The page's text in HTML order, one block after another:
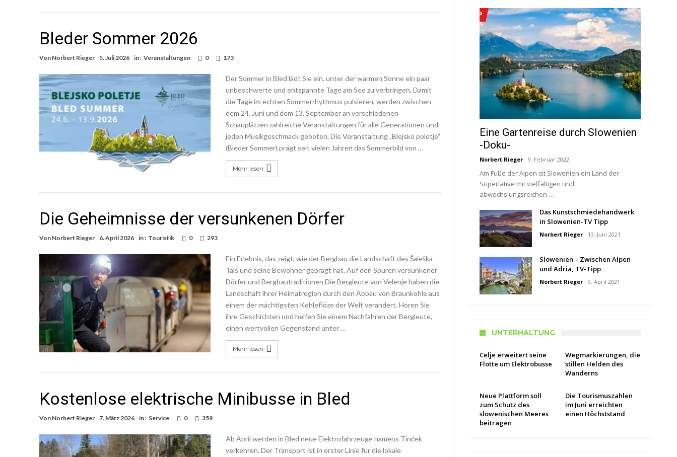
Bleder Sommer 2026
Von Norbert Rieger 5. Juli 2026 in : Veranstaltungen 0 173
Der Sommer in Bled lädt Sie ein, unter der warmen Sonne ein paar
unbeschwerte und entspannte Tage am See zu verbringen. Damit
die Tage im echten Sommerrhythmus pulsieren, werden zwischen
dem 24. Juni und dem 13. September an verschiedenen
Schauplätzen zahlreiche Veranstaltungen für alle Generationen und
jeden Musikgeschmack geboten. Die Veranstaltung „Blejsko poletje“
(Bleder Sommer) prägt seit vielen Jahren das Sommerbild von …
Mehr lesen
Die Geheimnisse der versunkenen Dörfer
Von Norbert Rieger 6. April 2026 in : Touristik 0 293
Ein Erlebnis, das zeigt, wie der Bergbau die Landschaft des Šaleška-
Tals und seine Bewohner geprägt hat. Auf den Spuren versunkener
Dörfer und Bergbautraditionen Die Bergleute von Velenje haben die
Landschaft ihrer Heimatregion durch den Abbau von Braunkohle aus
einem der mächtigsten Kohleflöze der Welt verändert. Hören Sie
ihre Geschichten und helfen Sie einem Nachfahren der Bergleute,
einen wertvollen Gegenstand unter …
Mehr lesen
Kostenlose elektrische Minibusse in Bled
Von Norbert Rieger 7. März 2026 in : Service 0 359
Ab April werden in Bled neue Elektrofahrzeuge namens Tinček
verkehren. Der Transport ist in erster Linie für die lokale
Eine Gartenreise durch Slowenien
-Doku-
Norbert Rieger 9. Februar 2022
Am Fuße der Alpen ist Slowenien ein Land der
Superlative mit vielfältigen und
abwechslungsreichen …
Das Kunstschmiedehandwerk
in Slowenien-TV Tipp
Norbert Rieger 13. Juni 2021
Slowenien – Zwischen Alpen
und Adria, TV-Tipp
Norbert Rieger 9. April 2021
UNTERHALTUNG
Celje erweitert seine
Flotte um Elektrobusse
Wegmarkierungen, die
stillen Helden des
Wanderns
Neue Plattform soll
zum Schutz des
slowenischen Meeres
beitragen
Die Tourismuszahlen
im Juni erreichten
einen Höchststand